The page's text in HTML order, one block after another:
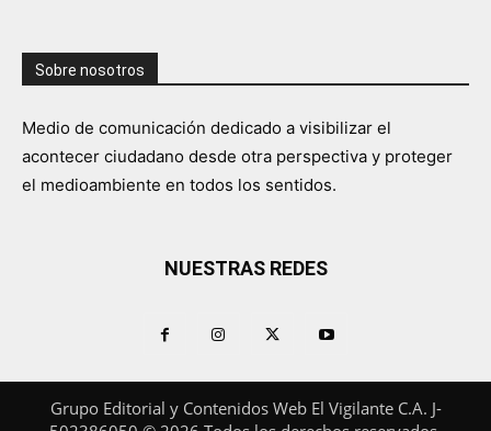
Sobre nosotros
Medio de comunicación dedicado a visibilizar el
acontecer ciudadano desde otra perspectiva y proteger
el medioambiente en todos los sentidos.
NUESTRAS REDES
Grupo Editorial y Contenidos Web El Vigilante C.A. J-